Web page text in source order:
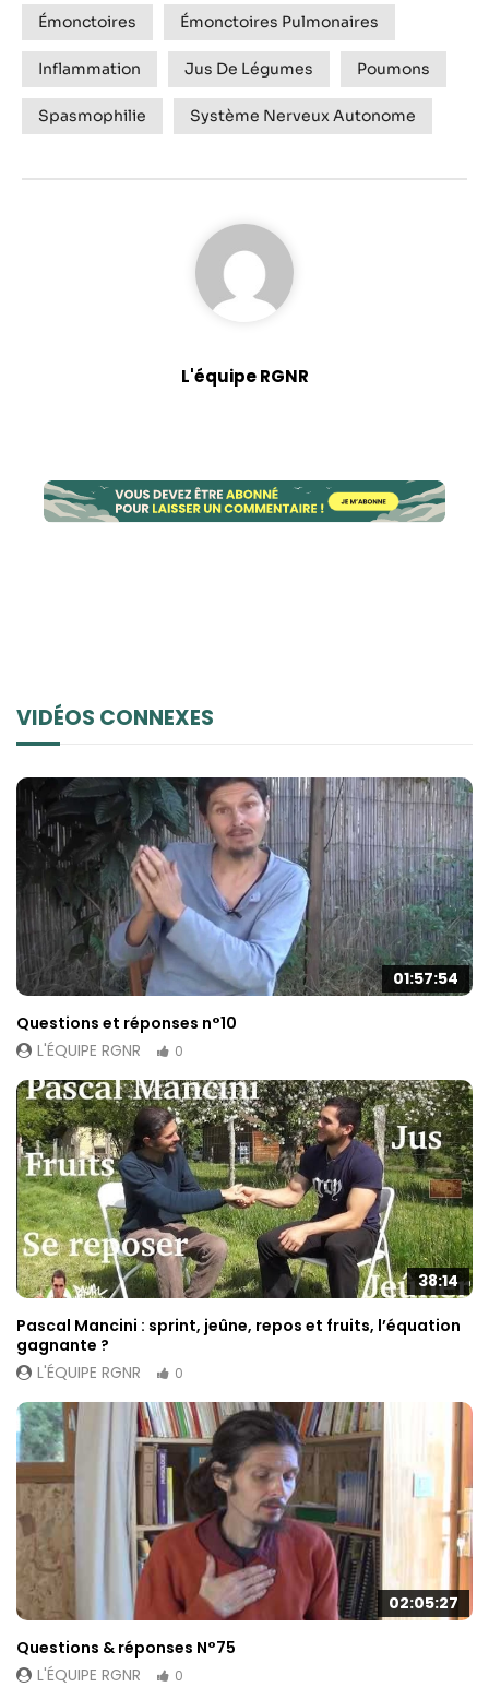
Émonctoires Émonctoires Pulmonaires
Inflammation Jus De Légumes Poumons
Spasmophilie Système Nerveux Autonome
L'équipe RGNR
VIDÉOS CONNEXES
01:57:54
Questions et réponses n°10
L'ÉQUIPE RGNR
0
38:14
Pascal Mancini : sprint, jeûne, repos et fruits, l’équation
gagnante ?
L'ÉQUIPE RGNR
0
02:05:27
Questions & réponses N°75
L'ÉQUIPE RGNR
0